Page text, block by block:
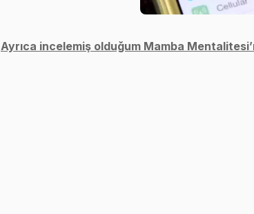
Ayrıca incelemiş olduğum Mamba